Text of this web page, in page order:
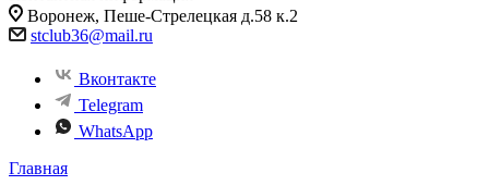
Воронеж, Пеше-Стрелецкая д.58 к.2
stclub36@mail.ru
Вконтакте
Telegram
WhatsApp
Главная